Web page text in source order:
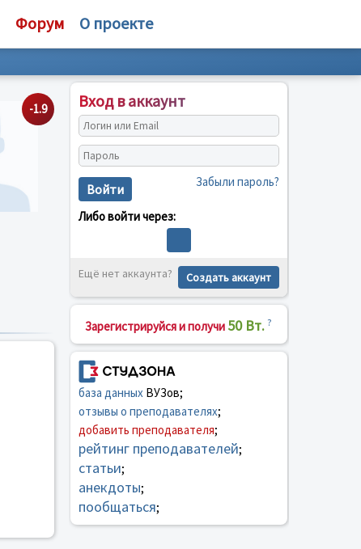
Форум О проекте
-1.9 Вход в аккаунт
Войти Забыли пароль?
Либо войти через:
Ещё нет аккаунта? Создать аккаунт
Зарегистрируйся и получи 50 Вт. ?
база данныхВУЗов;
отзывы о преподавателях;
добавить преподавателя;
рейтинг преподавателей;
статьи;
анекдоты;
пообщаться;